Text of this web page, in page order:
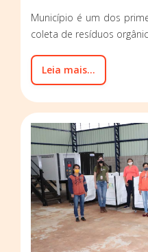
Município é um dos
coleta de resíduos
Leia mais...